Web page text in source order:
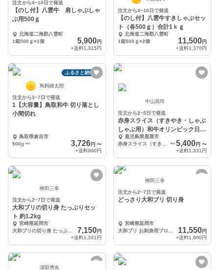
注文から4~10日で発送
【のし付】八雲牛 肩しゃぶしゃ
ぶ用500ｇ
北海道二海郡八雲町
1箱500ｇ×1個
5,900円
+送料1,315円
注文から4~10日で発送
【のし付】八雲牛すきしゃぶセッ
ト（各500ｇ）合計1ｋｇ
北海道二海郡八雲町
1箱500ｇ×2個
11,500円
+送料1,370円
ふるさと納税可
鳥飼雄太郎
注文から3~7日で発送
1【大容量】鳥取和牛 切り落とし
小間切れ
鳥取県倉吉市
500g〜 3,726円 〜
+送料990円
中山高司
注文から2~5日で発送
赤身スライス（すきやき・しゃぶ
しゃぶ用）和牛オリンピック日本
一の農場からお届け
鹿児島県鹿屋市
〜5,400円 〜
+送料1,331円
栁田三幸
注文から2~7日で発送
大和ブリの切り身 たっぷりセッ
ト 約1.2kg
宮崎県延岡市
7,150円
+送料1,331円
栁田三幸
注文から2~7日で発送
どっさり大和ブリ 切り身
宮崎県延岡市
11,550円
+送料1,600円
濵田博光